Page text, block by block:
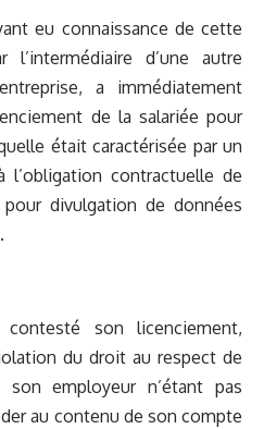
eu connaissance de cette
l’intermédiaire d’une autre
a immédiatement
de la salariée pour
était caractérisée par un
l’obligation contractuelle de
divulgation de données
son licenciement,
du droit au respect de
employeur n’étant pas
au contenu de son compte